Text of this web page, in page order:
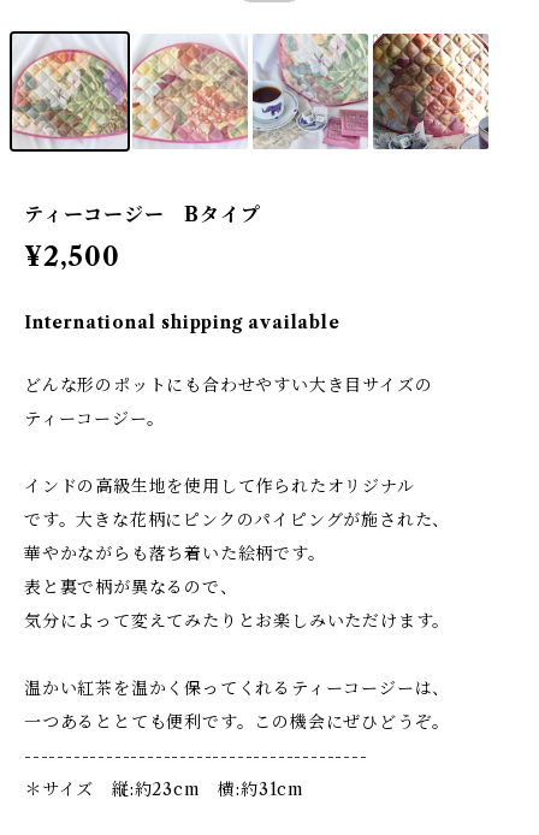
ティーコージー Bタイプ
¥2,500
International shipping available
どんな形のポットにも合わせやすい大き目サイズの
ティーコージー。
インドの高級生地を使用して作られたオリジナル
です。大きな花柄にピンクのパイピングが施された、
華やかながらも落ち着いた絵柄です。
表と裏で柄が異なるので、
気分によって変えてみたりとお楽しみいただけます。
温かい紅茶を温かく保ってくれるティーコージーは、
一つあるととても便利です。この機会にぜひどうぞ。
------------------------------------------
＊サイズ 縦:約23cm 横:約31cm